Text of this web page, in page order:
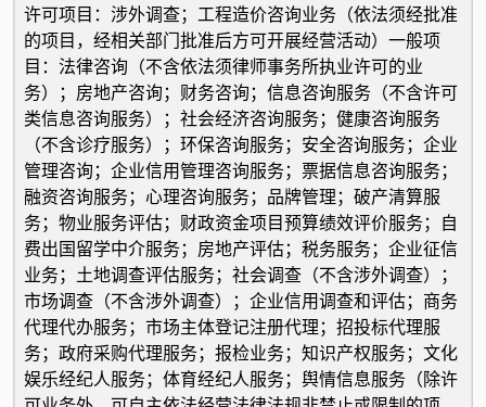
许可项目：涉外调查；工程造价咨询业务（依法须经批准
的项目，经相关部门批准后方可开展经营活动）一般项
目：法律咨询（不含依法须律师事务所执业许可的业
务）；房地产咨询；财务咨询；信息咨询服务（不含许可
类信息咨询服务）；社会经济咨询服务；健康咨询服务
（不含诊疗服务）；环保咨询服务；安全咨询服务；企业
管理咨询；企业信用管理咨询服务；票据信息咨询服务；
融资咨询服务；心理咨询服务；品牌管理；破产清算服
务；物业服务评估；财政资金项目预算绩效评价服务；自
费出国留学中介服务；房地产评估；税务服务；企业征信
业务；土地调查评估服务；社会调查（不含涉外调查）；
市场调查（不含涉外调查）；企业信用调查和评估；商务
代理代办服务；市场主体登记注册代理；招投标代理服
务；政府采购代理服务；报检业务；知识产权服务；文化
娱乐经纪人服务；体育经纪人服务；舆情信息服务（除许